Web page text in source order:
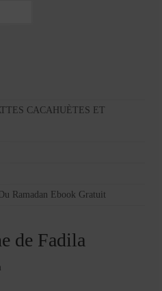
CACAHUÈTES ET
Ramadan Ebook Gratuit
de Fadila